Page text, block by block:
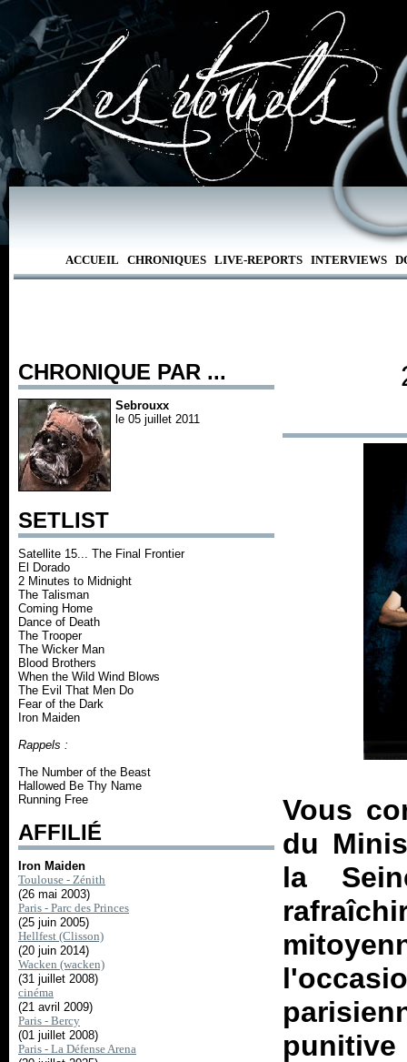
ACCUEIL CHRONIQUES LIVE-REPORTS INTERVIEWS
CHRONIQUE PAR ...
Sebrouxx
le 05 juillet 2011
SETLIST
Satellite 15... The Final Frontier
El Dorado
2 Minutes to Midnight
The Talisman
Coming Home
Dance of Death
The Trooper
The Wicker Man
Blood Brothers
When the Wild Wind Blows
The Evil That Men Do
Fear of the Dark
Iron Maiden
Rappels :
The Number of the Beast
Hallowed Be Thy Name
Running Free
AFFILIÉ
Iron Maiden
Toulouse - Zénith
(26 mai 2003)
Paris - Parc des Princes
(25 juin 2005)
Hellfest (Clisson)
(20 juin 2014)
Wacken (wacken)
(31 juillet 2008)
cinéma
(21 avril 2009)
Paris - Bercy
(01 juillet 2008)
Paris - La Défense Arena
Vous
du
la
punitive